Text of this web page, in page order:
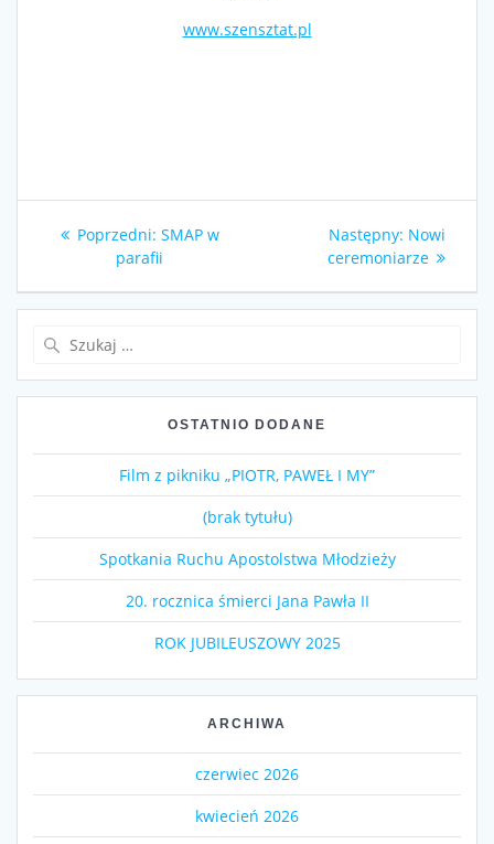
www.szensztat.pl
Nawigacja
wpisu
Poprzedni: Poprzedni
wpis:
SMAP w
parafii
Następny: Następny
wpis:
Nowi
ceremoniarze
OSTATNIO DODANE
Film z pikniku „PIOTR, PAWEŁ I MY”
(brak tytułu)
Spotkania Ruchu Apostolstwa Młodzieży
20. rocznica śmierci Jana Pawła II
ROK JUBILEUSZOWY 2025
ARCHIWA
czerwiec 2026
kwiecień 2026